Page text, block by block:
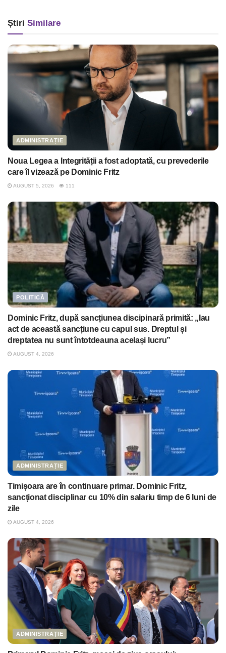
Știri Similare
ADMINISTRAȚIE
Noua Legea a Integrității a fost adoptată, cu prevederile
care îl vizează pe Dominic Fritz
AUGUST 5, 2026 111
POLITICĂ
Dominic Fritz, după sancțiunea discipinară primită: „Iau
act de această sancțiune cu capul sus. Dreptul și
dreptatea nu sunt întotdeauna același lucru”
AUGUST 4, 2026
ADMINISTRAȚIE
Timișoara are în continuare primar. Dominic Fritz,
sancționat disciplinar cu 10% din salariu timp de 6 luni de
zile
AUGUST 4, 2026
ADMINISTRAȚIE